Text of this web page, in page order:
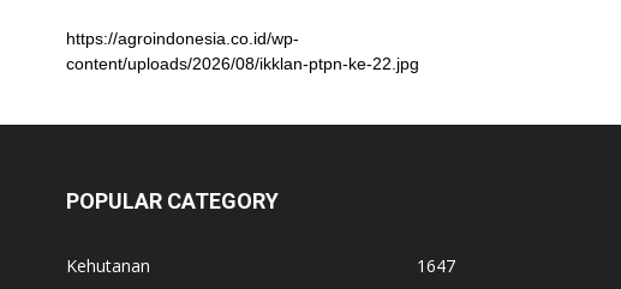
https://agroindonesia.co.id/wp-
content/uploads/2026/08/ikklan-ptpn-ke-22.jpg
POPULAR CATEGORY
Kehutanan
1647